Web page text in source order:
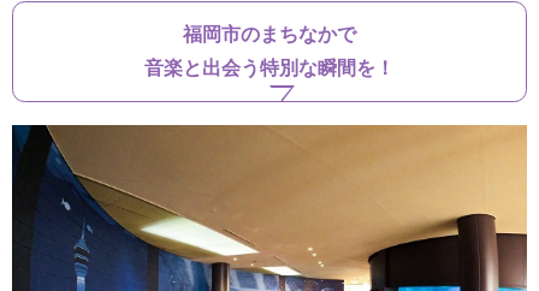
福岡市のまちなかで
音楽と出会う特別な瞬間を！